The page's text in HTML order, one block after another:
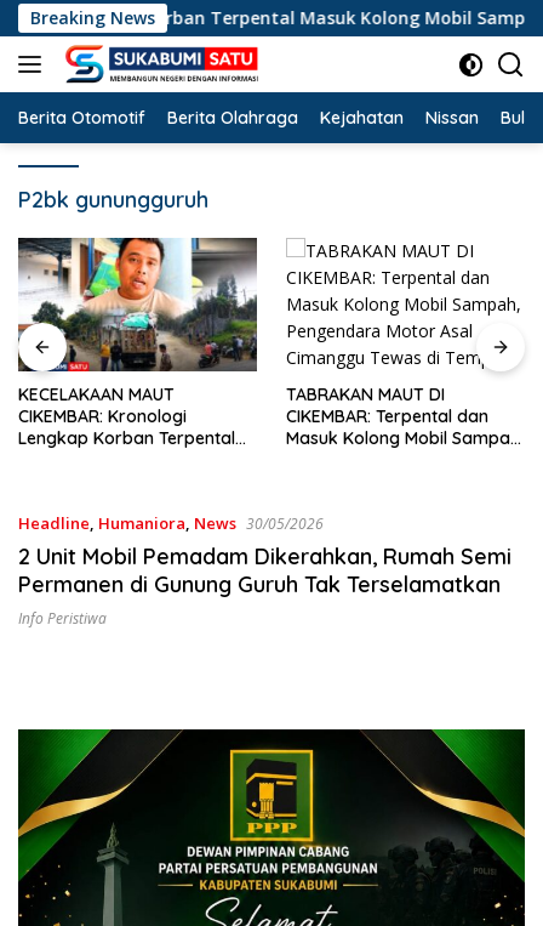
Langsung
ke
konten
Breaking News
Lengkap Korban Terpental Masuk Kolong Mobil Sampah,
Berita Otomotif Berita Olahraga Kejahatan Nissan
P2bk gunungguruh
MAUT
Kronologi
Terpental
TABRAKAN MAUT DI
CIKEMBAR: Terpental dan
Masuk Kolong Mobil Sampah,
HUT ke-
Disrupsi,
Satu Beri
Headline, Humaniora, News 30/05/2026
2 Unit Mobil Pemadam Dikerahkan, Rumah Semi
Permanen di Gunung Guruh Tak Terselamatkan
Info Peristiwa